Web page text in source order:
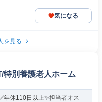
気になる
を見る
特別養護老人ホーム
年休110日以上✨担当者オス